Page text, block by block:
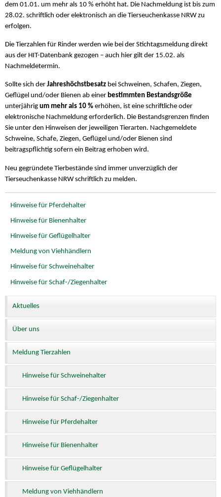
dem 01.01. um mehr als 10 % erhöht hat. Die Nachmeldung ist bis zum
28.02. schriftlich oder elektronisch an die Tierseuchenkasse NRW zu
erfolgen.
Die Tierzahlen für Rinder werden wie bei der Stichtagsmeldung direkt
aus der HIT-Datenbank gezogen – auch hier gilt der 15.02. als
Nachmeldetermin.
Sollte sich der Jahreshöchstbesatz bei Schweinen, Schafen, Ziegen,
Geflügel und/oder Bienen ab einer bestimmten Bestandsgröße
unterjährig um mehr als 10 % erhöhen, ist eine schriftliche oder
elektronische Nachmeldung erforderlich. Die Bestandsgrenzen finden
Sie unter den Hinweisen der jeweiligen Tierarten. Nachgemeldete
Schweine, Schafe, Ziegen, Geflügel und/oder Bienen sind
beitragspflichtig sofern ein Beitrag erhoben wird.
Neu gegründete Tierbestände sind immer unverzüglich der
Tierseuchenkasse NRW schriftlich zu melden.
Hinweise für Pferdehalter
Hinweise für Bienenhalter
Hinweise für Geflügelhalter
Meldung von Viehhändlern
Hinweise für Schweinehalter
Hinweise für Schaf-/Ziegenhalter
Aktuelles
Über uns
Meldung Tierzahlen
Hinweise für Schweinehalter
Hinweise für Schaf-/Ziegenhalter
Hinweise für Pferdehalter
Hinweise für Bienenhalter
Hinweise für Geflügelhalter
Meldung von Viehhändlern